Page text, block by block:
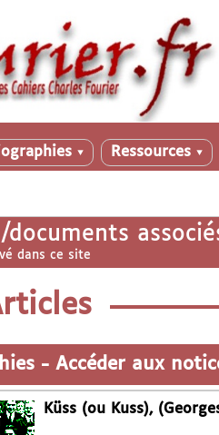
▼ Ressources ▼
documents
dans ce site
- Accéder aux
Küss (ou Kuss),